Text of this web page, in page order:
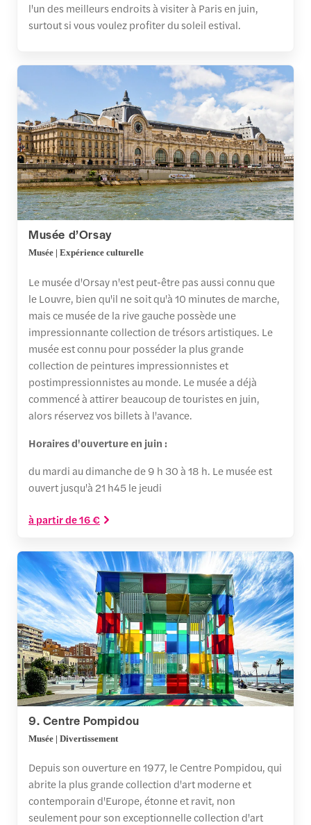
l'un des meilleurs endroits à visiter à Paris en juin,
surtout si vous voulez profiter du soleil estival.
Musée d’Orsay
Musée | Expérience culturelle
Le musée d'Orsay n'est peut-être pas aussi connu que
le Louvre, bien qu'il ne soit qu'à 10 minutes de marche,
mais ce musée de la rive gauche possède une
impressionnante collection de trésors artistiques. Le
musée est connu pour posséder la plus grande
collection de peintures impressionnistes et
postimpressionnistes au monde. Le musée a déjà
commencé à attirer beaucoup de touristes en juin,
alors réservez vos billets à l'avance.
Horaires d'ouverture en juin :
du mardi au dimanche de 9 h 30 à 18 h. Le musée est
ouvert jusqu'à 21 h45 le jeudi
à partir de 16 €
9. Centre Pompidou
Musée | Divertissement
Depuis son ouverture en 1977, le Centre Pompidou, qui
abrite la plus grande collection d'art moderne et
contemporain d'Europe, étonne et ravit, non
seulement pour son exceptionnelle collection d'art